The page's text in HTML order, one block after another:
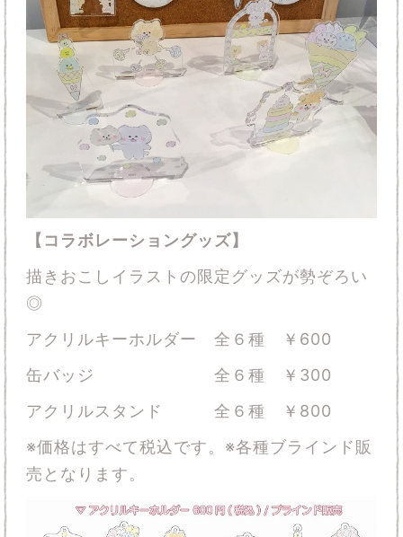
【コラボレーショングッズ】
描きおこしイラストの限定グッズが勢ぞろい
◎
アクリルキーホルダー 全６種 ￥600
缶バッジ 全６種 ￥300
アクリルスタンド 全６種 ￥800
※価格はすべて税込です。※各種ブラインド販
売となります。